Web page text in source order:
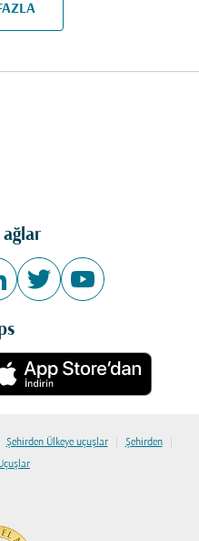
ağlar
Şehirden Ülkeye uçuşlar | Şehirden |